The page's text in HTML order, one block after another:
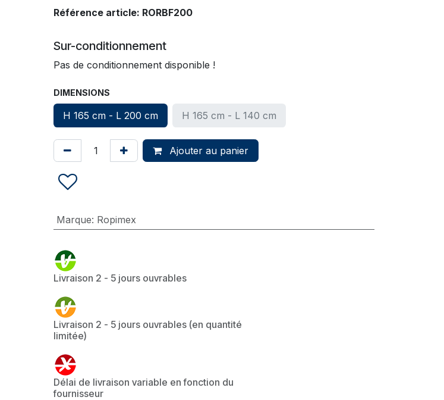
Référence article: RORBF200
Sur-conditionnement
Pas de conditionnement disponible !
DIMENSIONS
H 165 cm - L 200 cm H 165 cm - L 140 cm
Ajouter au panier
Marque: Ropimex
Livraison 2 - 5 jours ouvrables
Livraison 2 - 5 jours ouvrables (en quantité
limitée)
Délai de livraison variable en fonction du
fournisseur